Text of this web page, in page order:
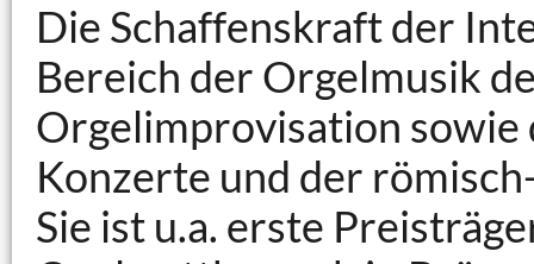
Die Schaffenskraft der
Bereich der Orgelmusik
Orgelimprovisation
Konzerte und der
Sie ist u.a. erste